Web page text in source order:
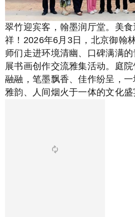
翠竹迎宾客，翰墨润厅堂。美
祥！2026年6月3日，北京御翰
师们走进环境清幽、口碑满满
展书画创作交流雅集活动。庭
融融，笔墨飘香、佳作纷呈，
雅韵、人间烟火于一体的文化盛